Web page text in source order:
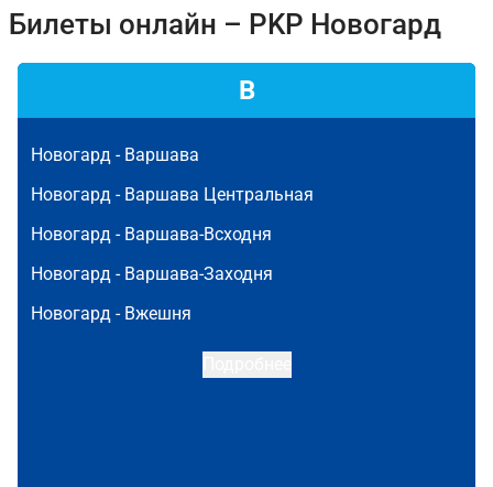
Билеты онлайн – PKP Новогард
В
Новогард - Варшава
Новогард - Варшава Центральная
Новогард - Варшава-Всходня
Новогард - Варшава-Заходня
Новогард - Вжешня